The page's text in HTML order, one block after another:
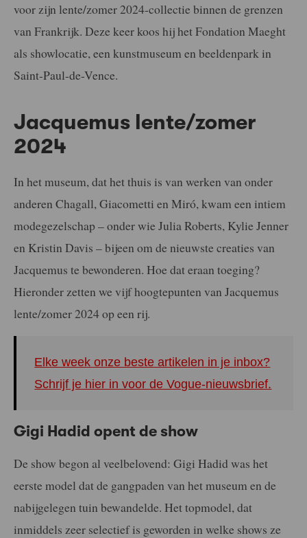
voor zijn lente/zomer 2024-collectie binnen de grenzen
van Frankrijk. Deze keer koos hij het Fondation Maeght
als showlocatie, een kunstmuseum en beeldenpark in
Saint-Paul-de-Vence.
Jacquemus lente/zomer
2024
In het museum, dat het thuis is van werken van onder
anderen Chagall, Giacometti en Miró, kwam een intiem
modegezelschap – onder wie Julia Roberts, Kylie Jenner
en Kristin Davis – bijeen om de nieuwste creaties van
Jacquemus te bewonderen. Hoe dat eraan toeging?
Hieronder zetten we vijf hoogtepunten van Jacquemus
lente/zomer 2024 op een rij.
Elke week onze beste artikelen in je inbox?
Schrijf je hier in voor de Vogue-nieuwsbrief.
Gigi Hadid opent de show
De show begon al veelbelovend: Gigi Hadid was het
eerste model dat de gangpaden van het museum en de
nabijgelegen tuin bewandelde. Het topmodel, dat
inmiddels zeer selectief is geworden in welke shows ze